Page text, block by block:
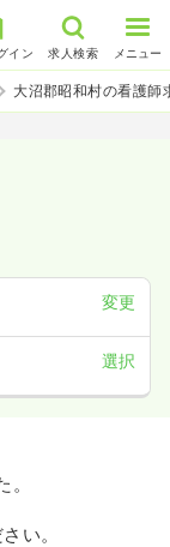
イン 求人検索 メニュー
大沼郡昭和村の看護師
変更
選択
い。